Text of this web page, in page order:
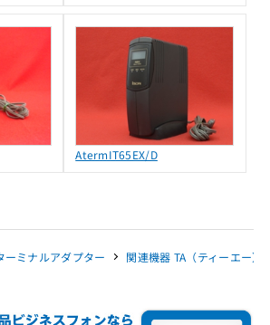
AtermIT65EX/D
ーミナルアダプター 関連機器 TA（ティーエー）